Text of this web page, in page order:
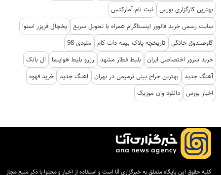
بهترین کارگزاری بورس ثبت نام آمارکتس
سایت رسمی خرید فالوور اینستاگرام همراه با تحویل سریع یخچال فریزر اسنوا
گاوصندوق خانگی تاریخچه پلاک بیمه دات کام
ملودی 98
خرید سرور اختصاصی ایران
بلیط قطار مشهد رزرو بلیط هواپیما
ال بانک
آهنگ جدید
بهترین جراح بینی ترمیمی در تهران اهنگ جدید خرید قهوه
اخبار بورس دانلود وان موزیک
کلیه حقوق این پایگاه متعلق به خبرگزاری آنا است و استفاده از اخبار و محتوا با ذکر منبع مجاز